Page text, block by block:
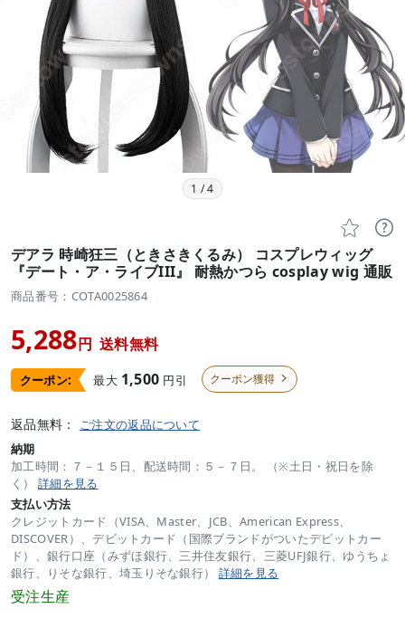
1 /4
 
デアラ 時崎狂三（ときさきくるみ） コスプレウィッグ
『デート・ア・ライブIII』 耐熱かつら cosplay wig 通販
商品番号：COTA0025864
5,288円 送料無料
クーポン: 最大 1,500 円引 クーポン獲得 
返品無料： ご注文の返品について
納期
加工時間：７－１５日、配送時間：５－７日。 （※土日・祝日を除
く） 詳細を見る
支払い方法
クレジットカード（VISA、Master、JCB、American Express、
DISCOVER）、デビットカード（国際ブランドがついたデビットカー
ド）、銀行口座（みずほ銀行、三井住友銀行、三菱UFJ銀行、ゆうちょ
銀行、りそな銀行、埼玉りそな銀行） 詳細を見る
受注生産